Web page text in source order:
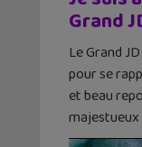
Grand
Le Grand
pour se
et beau
majestueux